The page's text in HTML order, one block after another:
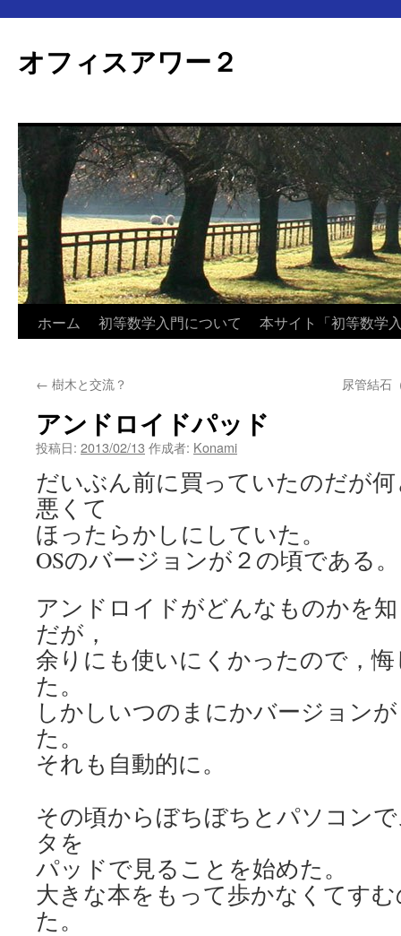
オフィスアワー２
テ
ン
ツ
へ
ス
キ
プ
ホーム 初等数学入門について 本サイト「初等数学
← 樹木と交流？ 尿管結石
アンドロイドパッド
投稿日: 2013/02/13 作成者: Konami
だいぶん前に買っていたのだが
悪くて
ほったらかしにしていた。
OSのバージョンが２の頃である。
アンドロイドがどんなものかを
だが，
余りにも使いにくかったので，
た。
しかしいつのまにかバージョン
た。
それも自動的に。
その頃からぼちぼちとパソコン
タを
パッドで見ることを始めた。
大きな本をもって歩かなくてす
た。